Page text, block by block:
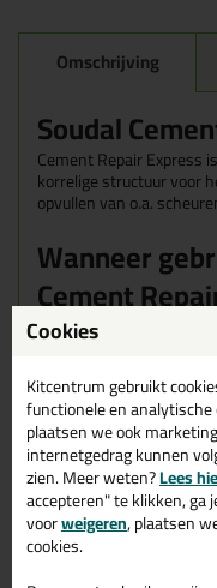
Omschrijving
Soudal
Cement Repair Express
korrelige structuur voor
opvullen van o.a.
Wanneer
Cement
Voor het
Voor het
Repareren van
trappen
Geschikte
Soudal
De Cement Repair
Cookies
Kitcentrum gebruikt
functionele en
plaatsen we ook
internetgedrag kunnen
zien. Meer weten?Lees
accepteren" te klikken, ga
voorweigeren, plaatsen
cookies.